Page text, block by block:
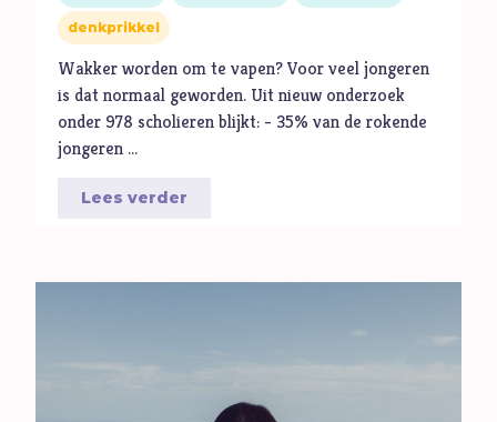
Volharding
Vragen
Vreugde
Vriendschap
Vrijheid
Waarheid
Zoektocht
denkprikkel
Wakker worden om te vapen? Voor veel jongeren
is dat normaal geworden. Uit nieuw onderzoek
onder 978 scholieren blijkt: - 35% van de rokende
jongeren …
Lees verder